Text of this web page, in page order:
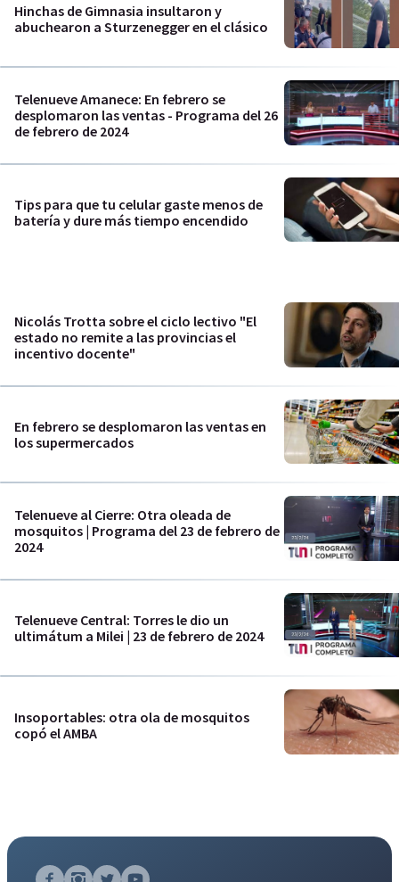
Hinchas de Gimnasia insultaron y
abuchearon a Sturzenegger en el clásico
Telenueve Amanece: En febrero se
desplomaron las ventas - Programa del 26
de febrero de 2024
Tips para que tu celular gaste menos de
batería y dure más tiempo encendido
Nicolás Trotta sobre el ciclo lectivo "El
estado no remite a las provincias el
incentivo docente"
En febrero se desplomaron las ventas en
los supermercados
Telenueve al Cierre: Otra oleada de
mosquitos | Programa del 23 de febrero de
2024
Telenueve Central: Torres le dio un
ultimátum a Milei | 23 de febrero de 2024
Insoportables: otra ola de mosquitos
copó el AMBA